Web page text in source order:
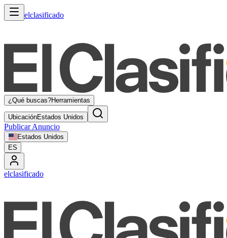
elclasificado
¿Qué buscas?Herramientas
UbicaciónEstados Unidos
Publicar Anuncio
Estados Unidos
ES
elclasificado